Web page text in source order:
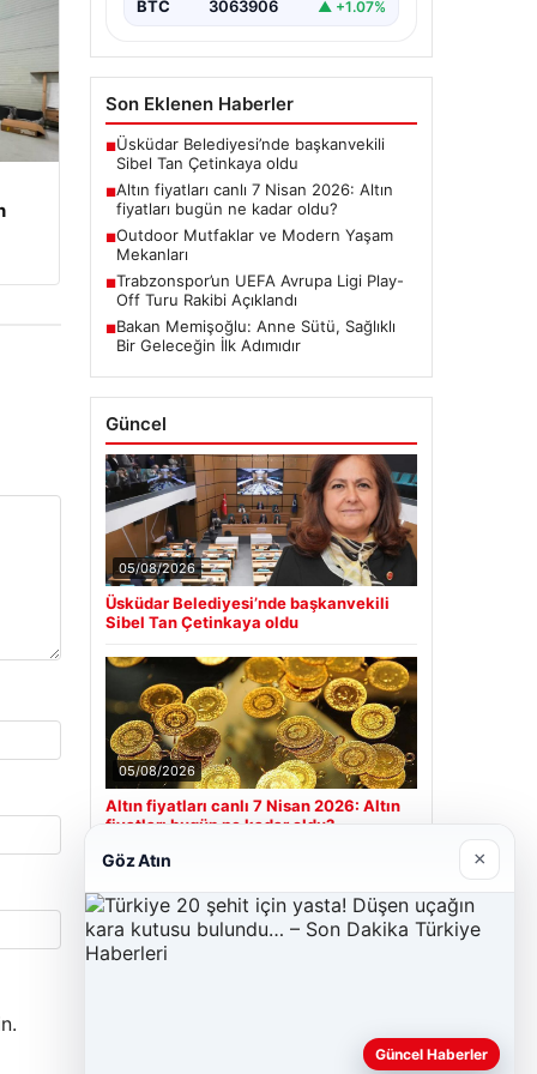
BTC 3063906 ▲ +1.07%
Son Eklenen Haberler
■Üsküdar Belediyesi’nde başkanvekili
Sibel Tan Çetinkaya oldu
■Altın fiyatları canlı 7 Nisan 2026: Altın
fiyatları bugün ne kadar oldu?
■Outdoor Mutfaklar ve Modern Yaşam
Mekanları
■Trabzonspor’un UEFA Avrupa Ligi Play-
Off Turu Rakibi Açıklandı
■Bakan Memişoğlu: Anne Sütü, Sağlıklı
Bir Geleceğin İlk Adımıdır
Güncel
05/08/2026
Üsküdar Belediyesi’nde başkanvekili
Sibel Tan Çetinkaya oldu
05/08/2026
Altın fiyatları canlı 7 Nisan 2026: Altın
fiyatları bugün ne kadar oldu?
Son Eklenen Firmalar
Göz Atın ×
Güncel Haberler